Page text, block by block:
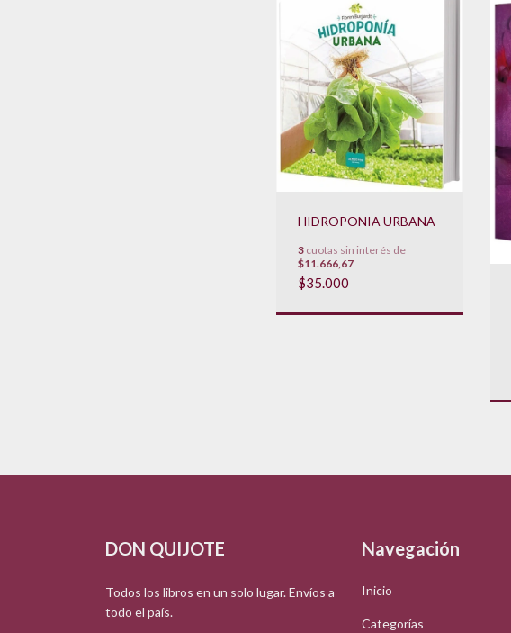
HIDROPONIA URBANA
3 cuotas sin interés de
$11.666,67
$35.000
DON QUIJOTE
Todos los libros en un solo lugar. Envíos a
todo el país.
Navegación
Inicio
Categorías